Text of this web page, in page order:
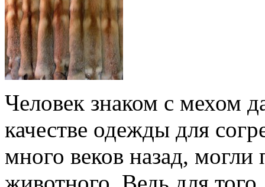
Человек знаком с мехом
качестве одежды для
много веков назад, могли